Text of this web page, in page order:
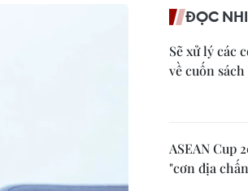
ĐỌC
Sẽ xử lý các
về cuốn
ASEAN Cup
"cơn địa